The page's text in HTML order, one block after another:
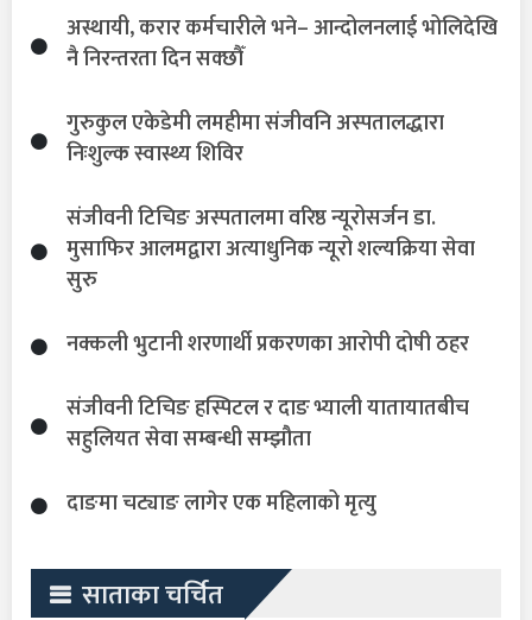
अस्थायी, करार कर्मचारीले भने– आन्दोलनलाई भोलिदेखि
नै निरन्तरता दिन सक्छौँ
गुरुकुल एकेडेमी लमहीमा संजीवनि अस्पतालद्धारा
निःशुल्क स्वास्थ्य शिविर
संजीवनी टिचिङ अस्पतालमा वरिष्ठ न्यूरोसर्जन डा.
मुसाफिर आलमद्वारा अत्याधुनिक न्यूरो शल्यक्रिया सेवा
सुरु
नक्कली भुटानी शरणार्थी प्रकरणका आरोपी दोषी ठहर
संजीवनी टिचिङ हस्पिटल र दाङ भ्याली यातायातबीच
सहुलियत सेवा सम्बन्धी सम्झौता
दाङमा चट्याङ लागेर एक महिलाको मृत्यु
साताका चर्चित